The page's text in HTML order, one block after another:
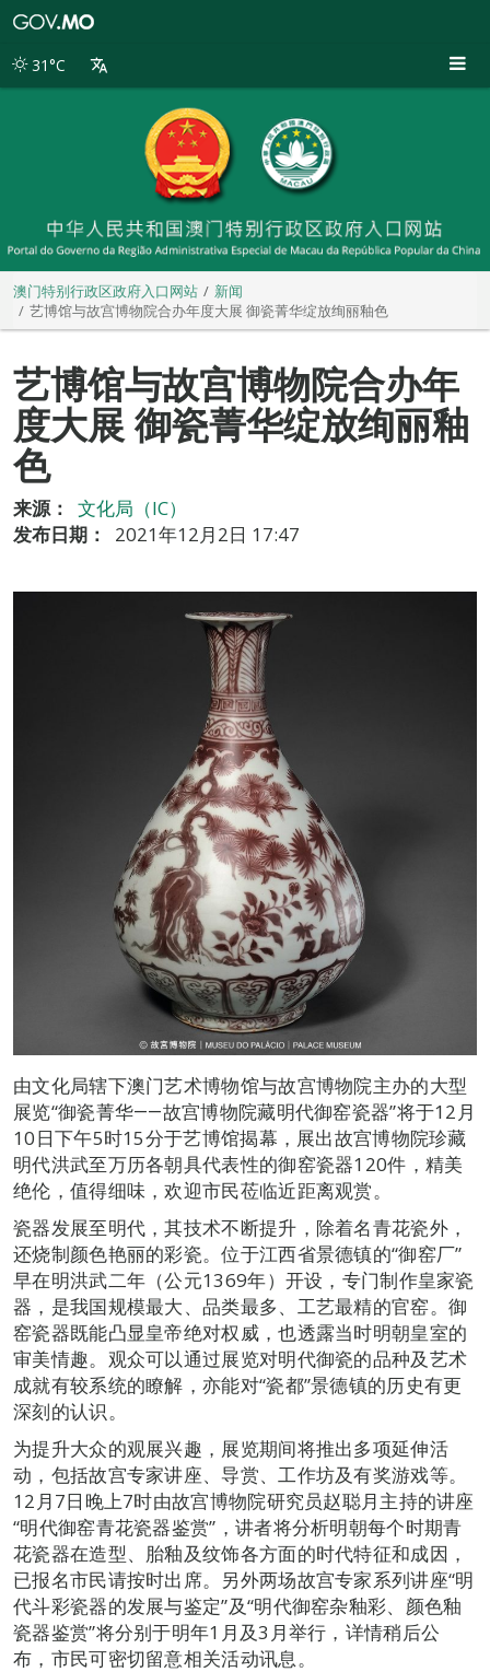
别
31°C
澳门特别行政区政府入口网站
新闻
艺博馆与故宫博物院合办年度大展 御瓷菁华绽放绚丽釉色
艺博馆与故宫博物院合办年
度大展 御瓷菁华绽放绚丽釉
色
来源：
文化局（IC）
发布日期：
2021年12月2日 17:47
由文化局辖下澳门艺术博物馆与故宫博物院主办的大型
展览“御瓷菁华――故宫博物院藏明代御窑瓷器”将于12月
10日下午5时15分于艺博馆揭幕，展出故宫博物院珍藏
明代洪武至万历各朝具代表性的御窑瓷器120件，精美
绝伦，值得细味，欢迎市民莅临近距离观赏。
瓷器发展至明代，其技术不断提升，除着名青花瓷外，
还烧制颜色艳丽的彩瓷。位于江西省景德镇的“御窑厂”
早在明洪武二年（公元1369年）开设，专门制作皇家瓷
器，是我国规模最大、品类最多、工艺最精的官窑。御
窑瓷器既能凸显皇帝绝对权威，也透露当时明朝皇室的
审美情趣。观众可以通过展览对明代御瓷的品种及艺术
成就有较系统的瞭解，亦能对“瓷都”景德镇的历史有更
深刻的认识。
为提升大众的观展兴趣，展览期间将推出多项延伸活
动，包括故宫专家讲座、导赏、工作坊及有奖游戏等。
12月7日晚上7时由故宫博物院研究员赵聪月主持的讲座
“明代御窑青花瓷器鉴赏”，讲者将分析明朝每个时期青
花瓷器在造型、胎釉及纹饰各方面的时代特征和成因，
已报名市民请按时出席。另外两场故宫专家系列讲座“明
代斗彩瓷器的发展与鉴定”及“明代御窑杂釉彩、颜色釉
瓷器鉴赏”将分别于明年1月及3月举行，详情稍后公
布，市民可密切留意相关活动讯息。